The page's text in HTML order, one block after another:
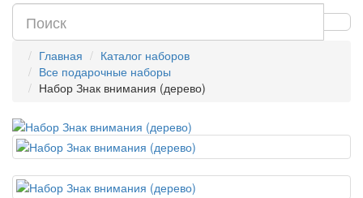
Главная
Каталог наборов
Все подарочные наборы
Набор Знак внимания (дерево)